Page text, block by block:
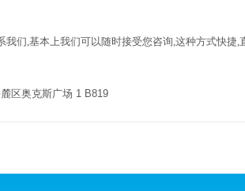
我们,基本上我们可以随时接受您咨询,这种方式快捷,
奥克斯广场 1 B819